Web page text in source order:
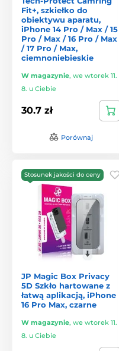
Fit+, szkiełko do
obiektywu aparatu,
iPhone 14 Pro / Max / 15
Pro / Max / 16 Pro / Max
/ 17 Pro / Max,
ciemnoniebieskie
W magazynie, we wtorek 11.
8. u Ciebie
30.7 zł
Porównaj
Stosunek jakości do ceny
JP Magic Box Privacy
5D Szkło hartowane z
łatwą aplikacją, iPhone
16 Pro Max, czarne
W magazynie, we wtorek 11.
8. u Ciebie